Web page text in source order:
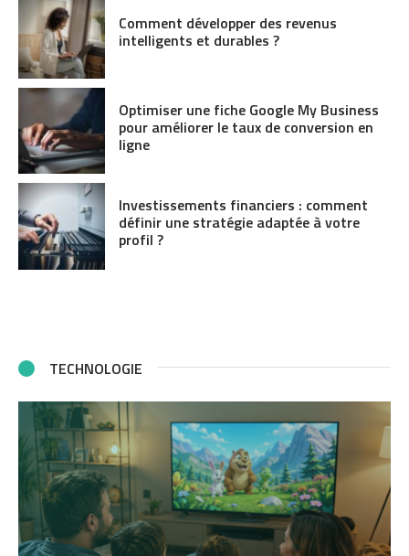
Comment développer des revenus
intelligents et durables ?
Optimiser une fiche Google My Business
pour améliorer le taux de conversion en
ligne
Investissements financiers : comment
définir une stratégie adaptée à votre
profil ?
TECHNOLOGIE